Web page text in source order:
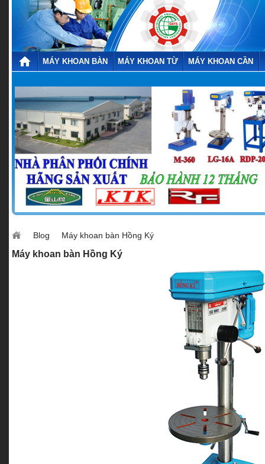
MÁY KHOAN BÀN MÁY KHOAN TỪ MÁY KHOAN CẦN
Blog Máy khoan bàn Hồng Ký
Máy khoan bàn Hồng Ký